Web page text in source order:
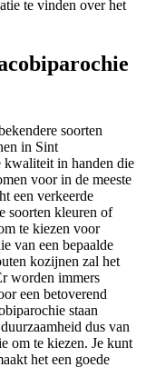
te vinden over het
soorten
in Sint
kwaliteit in handen die
voor in de meeste
een verkeerde
soorten kleuren of
te kiezen voor
van een bepaalde
kozijnen zal het
worden immers
een betoverend
staan
dus van
om te kiezen. Je kunt
het een goede